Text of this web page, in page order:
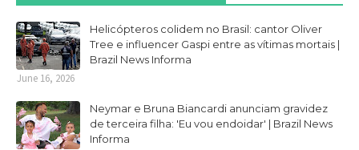
Helicópteros colidem no Brasil: cantor Oliver
Tree e influencer Gaspi entre as vítimas mortais |
Brazil News Informa
June 16, 2026
Neymar e Bruna Biancardi anunciam gravidez
de terceira filha: 'Eu vou endoidar' | Brazil News
Informa